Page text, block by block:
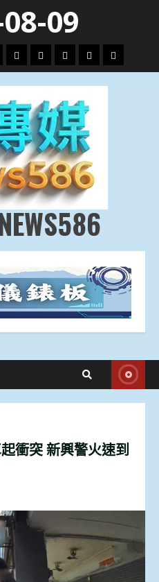
09
娛
樂
劇
政
治
國
際
運
動
生
活
衝突 新興警火速到